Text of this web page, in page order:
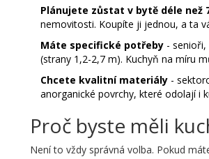
Plánujete zůstat v bytě déle než
nemovitosti. Koupíte ji jednou, a ta
Máte specifické potřeby -
(strany 1,2-2,7 m). Kuchyň na míru
Chcete kvalitní materiály -
anorganické povrchy, které odolají i
Proč byste měli
Není to vždy správná volba. Pokud